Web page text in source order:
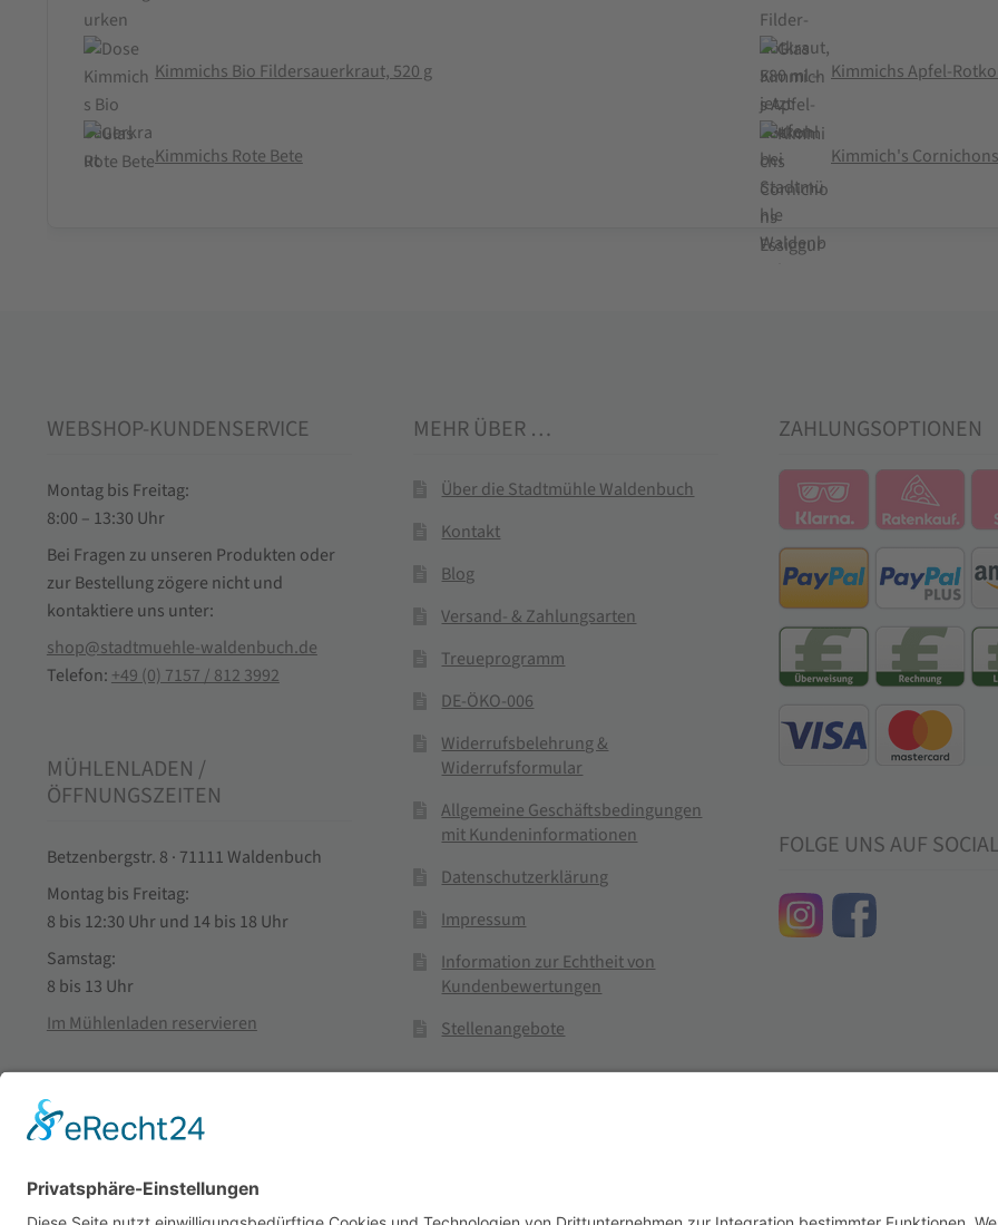
Kimmichs Bio Fildersauerkraut, 520 g Kimmichs Apfel-
Kimmichs Rote Bete Kimmich's
WEBSHOP-KUNDENSERVICE
Montag bis Freitag:
8:00 – 13:30 Uhr
Bei Fragen zu unseren Produkten oder
zur Bestellung zögere nicht und
kontaktiere uns unter:
shop@stadtmuehle-waldenbuch.de
Telefon: +49 (0) 7157 / 812 3992
MÜHLENLADEN /
ÖFFNUNGSZEITEN
Betzenbergstr. 8 · 71111 Waldenbuch
Montag bis Freitag:
8 bis 12:30 Uhr und 14 bis 18 Uhr
Samstag:
8 bis 13 Uhr
Im Mühlenladen reservieren
MEHR ÜBER …
Über die Stadtmühle Waldenbuch
Kontakt
Blog
Versand- & Zahlungsarten
Treueprogramm
DE-ÖKO-006
Widerrufsbelehrung &
Widerrufsformular
Allgemeine Geschäftsbedingungen
mit Kundeninformationen
Datenschutzerklärung
Impressum
Information zur Echtheit von
Kundenbewertungen
Stellenangebote
ZAHLUNGSOPTIONEN
FOLGE UNS AUF